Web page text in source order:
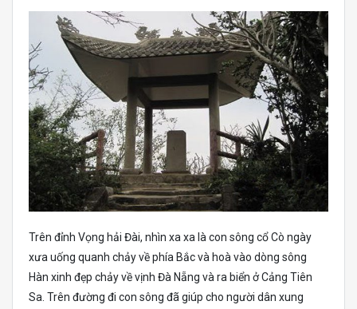
Trên đỉnh Vọng hải Đài, nhìn xa xa là con sông cổ Cò ngày
xưa uống quanh chảy về phía Bắc và hoà vào dòng sông
Hàn xinh đẹp chảy về vịnh Đà Nẵng và ra biển ở Cảng Tiên
Sa. Trên đường đi con sông đã giúp cho người dân xung